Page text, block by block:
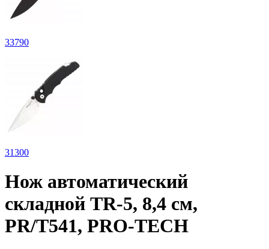
33790
31300
Нож автоматический
складной TR-5, 8,4 см,
PR/T541, PRO-TECH